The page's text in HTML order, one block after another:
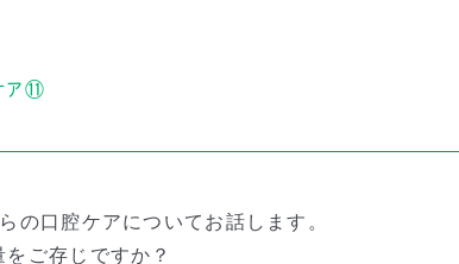
ア⑪
の口腔ケアについてお話します。
ご存じですか？